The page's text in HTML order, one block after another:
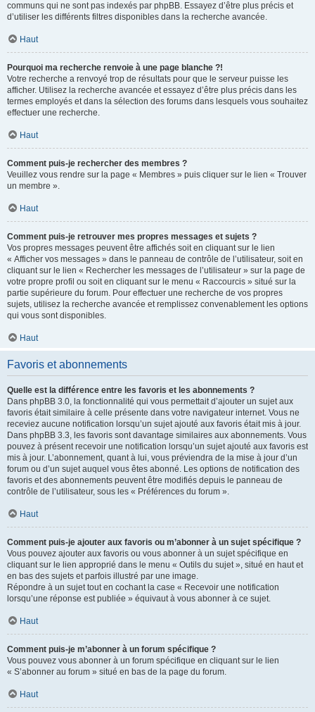
communs qui ne sont pas indexés par phpBB. Essayez d’être plus précis et
d’utiliser les différents filtres disponibles dans la recherche avancée.
Haut
Pourquoi ma recherche renvoie à une page blanche ?!
Votre recherche a renvoyé trop de résultats pour que le serveur puisse les
afficher. Utilisez la recherche avancée et essayez d’être plus précis dans les
termes employés et dans la sélection des forums dans lesquels vous souhaitez
effectuer une recherche.
Haut
Comment puis-je rechercher des membres ?
Veuillez vous rendre sur la page « Membres » puis cliquer sur le lien « Trouver
un membre ».
Haut
Comment puis-je retrouver mes propres messages et sujets ?
Vos propres messages peuvent être affichés soit en cliquant sur le lien
« Afficher vos messages » dans le panneau de contrôle de l’utilisateur, soit en
cliquant sur le lien « Rechercher les messages de l’utilisateur » sur la page de
votre propre profil ou soit en cliquant sur le menu « Raccourcis » situé sur la
partie supérieure du forum. Pour effectuer une recherche de vos propres
sujets, utilisez la recherche avancée et remplissez convenablement les options
qui vous sont disponibles.
Haut
Favoris et abonnements
Quelle est la différence entre les favoris et les abonnements ?
Dans phpBB 3.0, la fonctionnalité qui vous permettait d’ajouter un sujet aux
favoris était similaire à celle présente dans votre navigateur internet. Vous ne
receviez aucune notification lorsqu’un sujet ajouté aux favoris était mis à jour.
Dans phpBB 3.3, les favoris sont davantage similaires aux abonnements. Vous
pouvez à présent recevoir une notification lorsqu’un sujet ajouté aux favoris est
mis à jour. L’abonnement, quant à lui, vous préviendra de la mise à jour d’un
forum ou d’un sujet auquel vous êtes abonné. Les options de notification des
favoris et des abonnements peuvent être modifiés depuis le panneau de
contrôle de l’utilisateur, sous les « Préférences du forum ».
Haut
Comment puis-je ajouter aux favoris ou m’abonner à un sujet spécifique ?
Vous pouvez ajouter aux favoris ou vous abonner à un sujet spécifique en
cliquant sur le lien approprié dans le menu « Outils du sujet », situé en haut et
en bas des sujets et parfois illustré par une image.
Répondre à un sujet tout en cochant la case « Recevoir une notification
lorsqu’une réponse est publiée » équivaut à vous abonner à ce sujet.
Haut
Comment puis-je m’abonner à un forum spécifique ?
Vous pouvez vous abonner à un forum spécifique en cliquant sur le lien
« S’abonner au forum » situé en bas de la page du forum.
Haut